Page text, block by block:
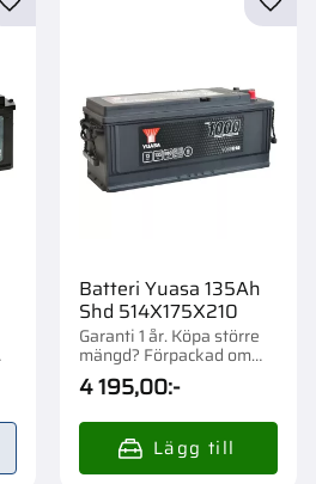
Lägg till i favoriter
Batteri Yuasa 135Ah
Shd 514X175X210
Garanti 1 år. Köpa större
mängd? Förpackad om
1/24 st.
4 195,00:-